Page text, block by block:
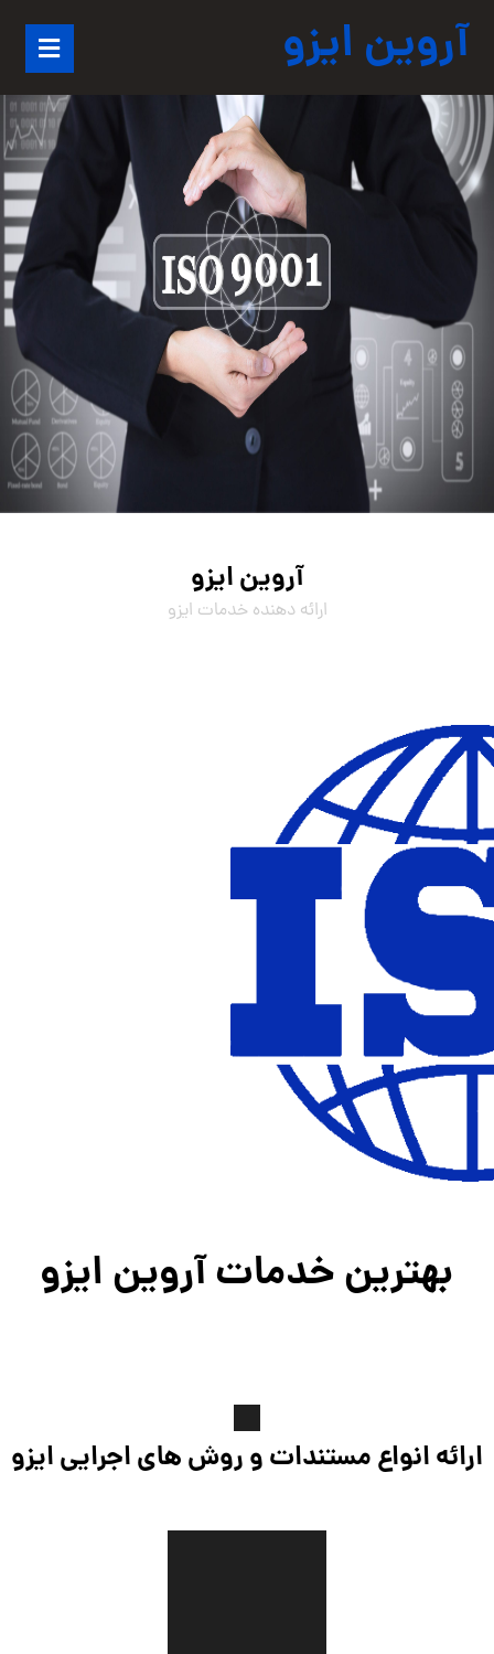
آروین ایزو
آروین ایزو
ارائه دهنده خدمات ایزو
بهترین خدمات آروین ایزو
ارائه انواع مستندات و روش های اجرایی ایزو